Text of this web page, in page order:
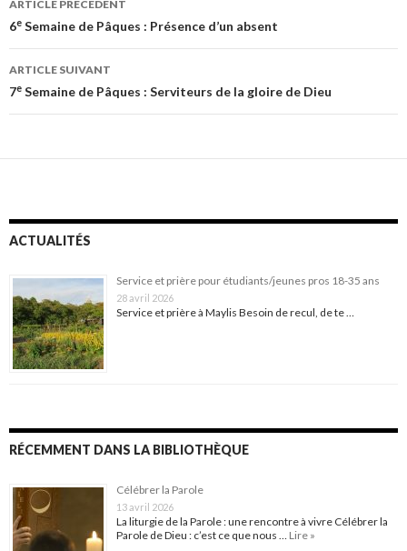
des
articles
ARTICLE PRÉCÉDENT
6e Semaine de Pâques : Présence d’un absent
ARTICLE SUIVANT
7e Semaine de Pâques : Serviteurs de la gloire de Dieu
ACTUALITÉS
Service et prière pour étudiants/jeunes pros 18-35 ans
28 avril 2026
Service et prière à Maylis Besoin de recul, de te …
RÉCEMMENT DANS LA BIBLIOTHÈQUE
Célébrer la Parole
13 avril 2026
La liturgie de la Parole : une rencontre à vivre Célébrer la
Parole de Dieu : c’est ce que nous … Lire »